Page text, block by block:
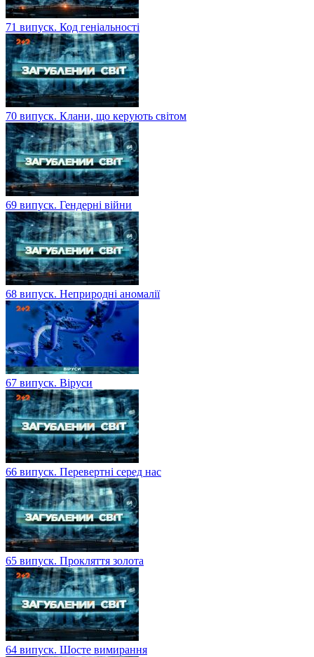
71 випуск. Код геніальності
70 випуск. Клани, що керують світом
69 випуск. Гендерні війни
68 випуск. Неприродні аномалії
67 випуск. Віруси
66 випуск. Перевертні серед нас
65 випуск. Прокляття золота
64 випуск. Шосте вимирання